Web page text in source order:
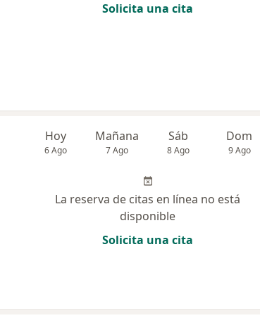
4 En líneaSolicita una cita
Hoy
6 Ago
Mañana
7 Ago
Sáb
8 Ago
Dom
9 Ago
La reserva de citas en línea no está
disponible
Solicita una cita